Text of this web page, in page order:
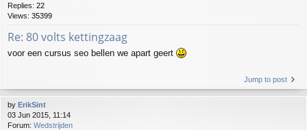
Replies: 22
Views: 35399
Re: 80 volts kettingzaag
voor een cursus seo bellen we apart geert
Jump to post
by ErikSint
03 Jun 2015, 11:14
Forum: Wedstrijden